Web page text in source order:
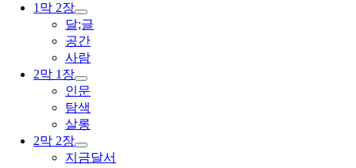
1막 2장
달;글
공간
사람
2막 1장
인문
탐색
살롱
2막 2장
지금달서